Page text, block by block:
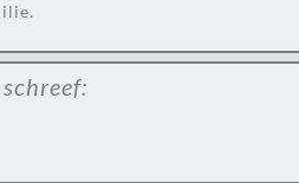
schreef: